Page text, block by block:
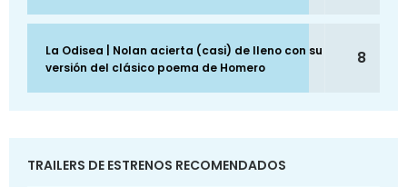
La Odisea | Nolan acierta (casi) de lleno con su
versión del clásico poema de Homero
8
TRAILERS DE ESTRENOS RECOMENDADOS